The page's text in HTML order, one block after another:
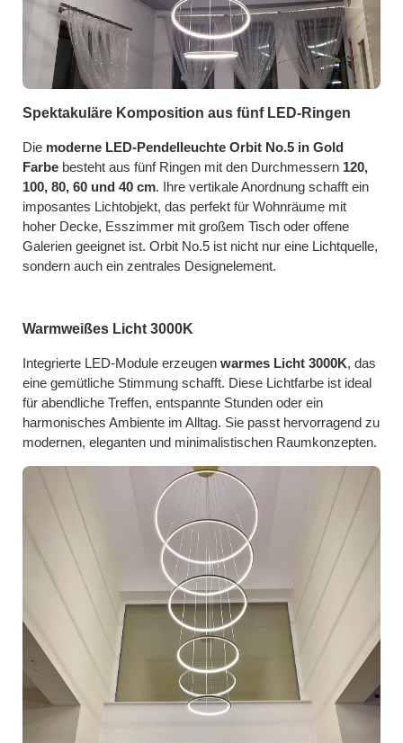
Spektakuläre Komposition aus fünf LED-Ringen
Die moderne LED-Pendelleuchte Orbit No.5 in Gold
Farbe besteht aus fünf Ringen mit den Durchmessern 120,
100, 80, 60 und 40 cm. Ihre vertikale Anordnung schafft ein
imposantes Lichtobjekt, das perfekt für Wohnräume mit
hoher Decke, Esszimmer mit großem Tisch oder offene
Galerien geeignet ist. Orbit No.5 ist nicht nur eine Lichtquelle,
sondern auch ein zentrales Designelement.
Warmweißes Licht 3000K
Integrierte LED-Module erzeugen warmes Licht 3000K, das
eine gemütliche Stimmung schafft. Diese Lichtfarbe ist ideal
für abendliche Treffen, entspannte Stunden oder ein
harmonisches Ambiente im Alltag. Sie passt hervorragend zu
modernen, eleganten und minimalistischen Raumkonzepten.